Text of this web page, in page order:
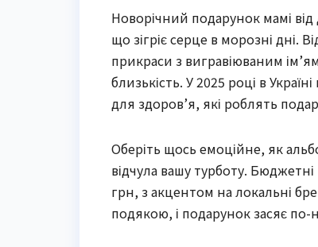
Новорічний подарунок мамі
що зігріє серце в морозні дні.
прикраси з вигравіюваним
близькість. У 2025 році в
для здоров’я, які роблять
Оберіть щось емоційне, як
відчула вашу турботу.
грн, з акцентом на локальні
подякою, і подарунок засяє по-